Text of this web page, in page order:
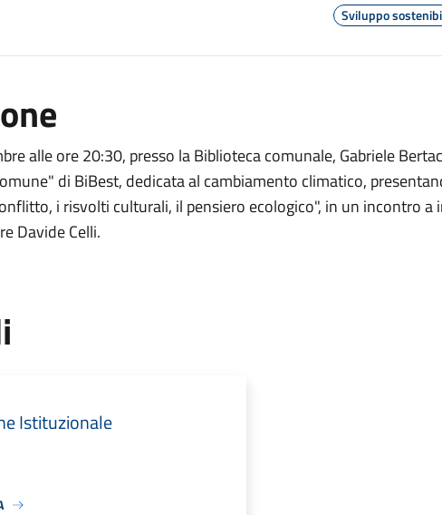
Sviluppo
alle ore 20:30, presso la Biblioteca comunale, Gabriele
di BiBest, dedicata al cambiamento climatico,
i risvolti culturali, il pensiero ecologico", in un incontro a
Davide Celli.
Istituzionale